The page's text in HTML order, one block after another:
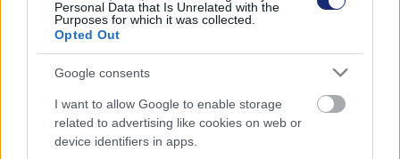
Personal Data that Is Unrelated with the
Purposes for which it was collected.
Opted Out
Google consents
I want to allow Google to enable storage
related to advertising like cookies on web or
device identifiers in apps.
Cristo alkalmazás tavasszal újabb közlekedésbiztonsági
kampányt indít a Drivingcamp szakmai partnerségével,
ami arra keresi a választ, hogy mi magyarázza a sokszor
alaptalan, fals kontrollérzetet az autóvezetőkben, és
milyen veszélyeket rejt, ha bátrabb műveleteket is
megengednek maguknak. Hiába van ugyanis a kormány